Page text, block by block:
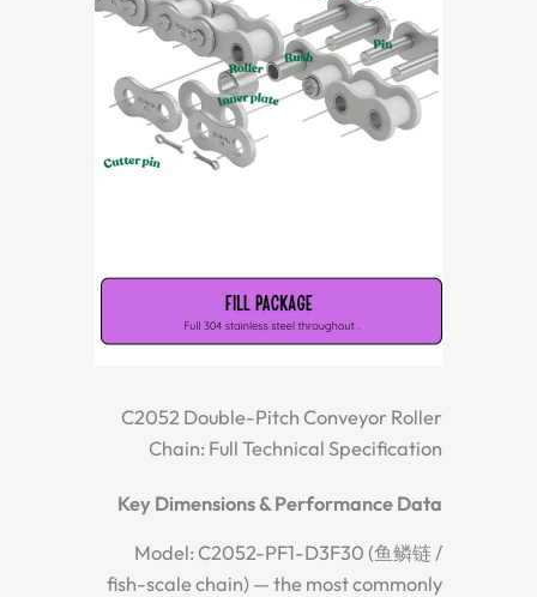
C2052 Double-Pitch Conveyor Roller
Chain: Full Technical Specification
Key Dimensions & Performance Data
Model: C2052-PF1-D3F30 (鱼鳞链 /
fish-scale chain) — the most commonly